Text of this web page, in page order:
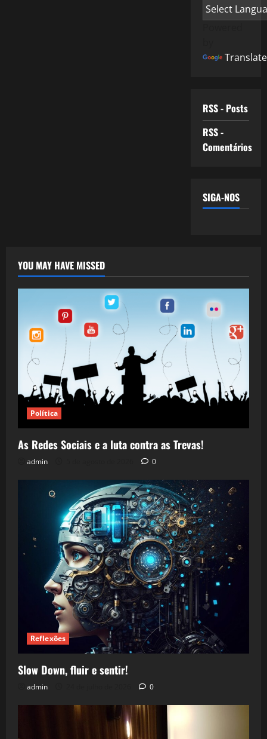
Translate
RSS - Posts
RSS -
Comentários
SIGA-NOS
YOU MAY HAVE MISSED
Política
As Redes Sociais e a luta contra as Trevas!
admin 0
Reflexões
Slow Down, fluir e sentir!
admin 0